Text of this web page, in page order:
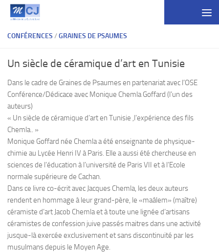
Skip to content
CONFÉRENCES /GRAINES DE PSAUMES
Un siècle de céramique d’art en Tunisie
Dans le cadre de Graines de Psaumes en partenariat avec l’OSE
Conférence/Dédicace avec Monique Chemla Goffard (l’un des
auteurs)
« Un siècle de céramique d’art en Tunisie ,l’expérience des fils
Chemla.. »
Monique Goffard née Chemla a été enseignante de physique-
chimie au Lycée Henri IV à Paris. Elle a aussi été chercheuse en
sciences de l’éducation à l’université de Paris VII et à l’Ecole
normale supérieure de Cachan.
Dans ce livre co-écrit avec Jacques Chemla, les deux auteurs
rendent en hommage à leur grand-père, le «maâlem» (maître)
céramiste d’art Jacob Chemla et à toute une lignée d’artisans
céramistes de confession juive passés maitres dans une activité
jusque-là exercée exclusivement et sans discontinuité par les
musulmans depuis le Moyen Age.